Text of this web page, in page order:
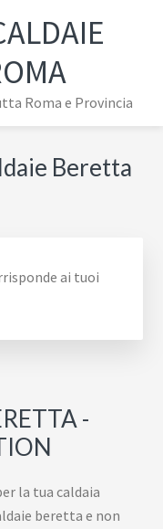
Roma e Provincia
Beretta
ai tuoi
-
la tua caldaia
beretta e non